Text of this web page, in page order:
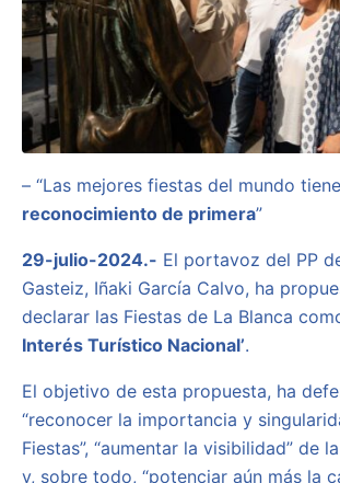
– “Las mejores fiestas del mundo
reconocimiento de primera”
29-julio-2024.- El portavoz del PP
Gasteiz, Iñaki García Calvo, ha
declarar las Fiestas de La Blanca
Interés Turístico Nacional’.
El objetivo de esta propuesta, ha
“reconocer la importancia y
Fiestas”, “aumentar la visibilidad” de
y, sobre todo, “potenciar aún más la